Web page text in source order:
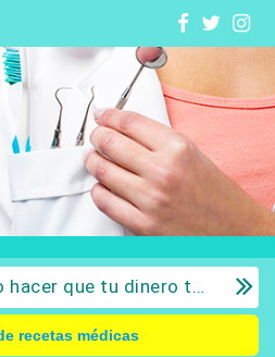
dinero trabaje para ti: Del ahorro a la inversión con sentido común.
recetas médicas